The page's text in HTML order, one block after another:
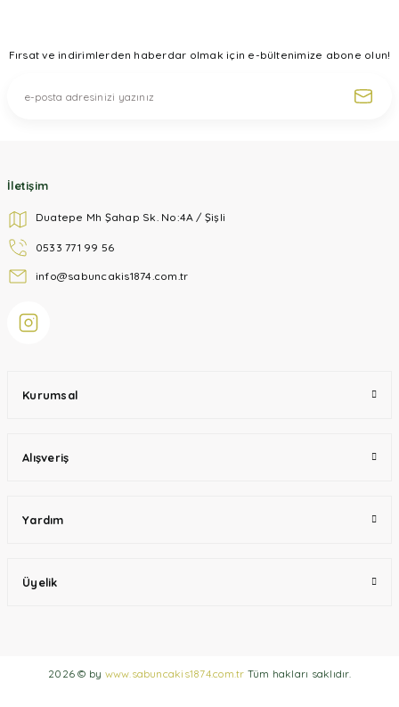
Fırsat ve indirimlerden haberdar olmak için e-bültenimize abone olun!
İletişim
Duatepe Mh Şahap Sk. No:4A / Şişli
0533 771 99 56
info@sabuncakis1874.com.tr
Kurumsal
Alışveriş
Yardım
Üyelik
2026 © by www.sabuncakis1874.com.tr Tüm hakları saklıdır.